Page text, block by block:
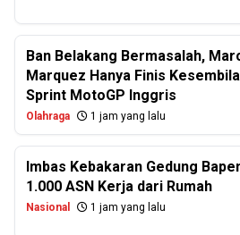
Ban Belakang Bermasalah,
Marquez Hanya Finis
Sprint MotoGP Inggris
Olahraga 1 jam yang lalu
Imbas Kebakaran Gedung
1.000 ASN Kerja dari Rumah
Nasional 1 jam yang lalu